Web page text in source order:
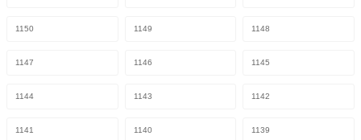
1150 1149 1148
1147 1146 1145
1144 1143 1142
1141 1140 1139